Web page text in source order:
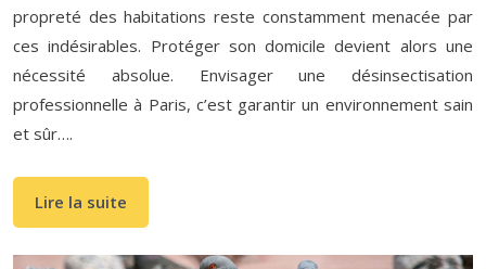
propreté des habitations reste constamment menacée par
ces indésirables. Protéger son domicile devient alors une
nécessité absolue. Envisager une désinsectisation
professionnelle à Paris, c’est garantir un environnement sain
et sûr….
Lire la suite